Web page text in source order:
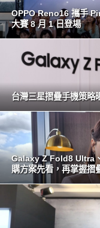
OPPO Reno16 攜手
大賽 8 月 1 日登場
台灣三星摺疊手機策略
Galaxy Z Fold8 Ultra
購方案先看，再掌握摺